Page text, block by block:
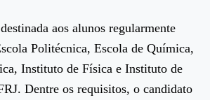
aos alunos regularmente
Politécnica, Escola de Química,
Instituto de Física e Instituto de
Dentre os requisitos, o candidato